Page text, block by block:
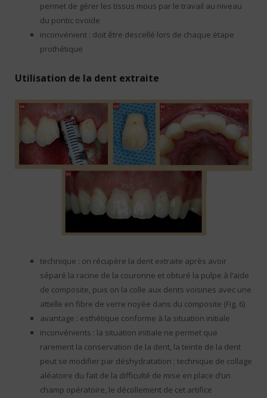
permet de gérer les tissus mous par le travail au niveau
du pontic ovoïde
inconvénient : doit être descellé lors de chaque étape
prothétique
Utilisation de la dent extraite
technique : on récupère la dent extraite après avoir
séparé la racine de la couronne et obturé la pulpe à l’aide
de composite, puis on la colle aux dents voisines avec une
attelle en fibre de verre noyée dans du composite (Fig. 6)
avantage : esthétique conforme à la situation initiale
inconvénients : la situation initiale ne permet que
rarement la conservation de la dent, la teinte de la dent
peut se modifier par déshydratation ; technique de collage
aléatoire du fait de la difficulté de mise en place d’un
champ opératoire, le décollement de cet artifice